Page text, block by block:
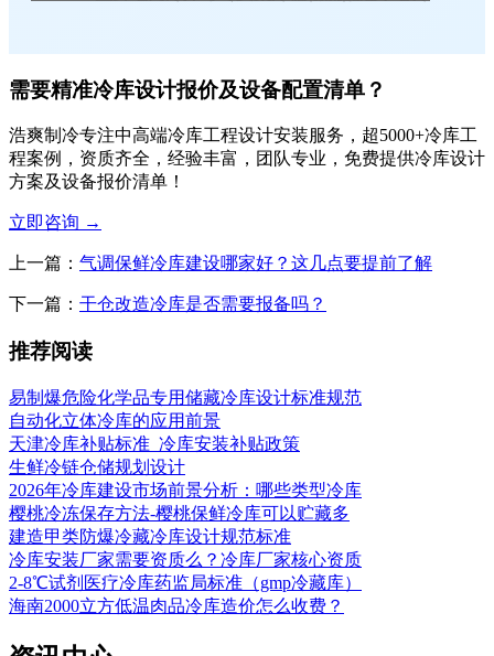
需要精准冷库设计报价及设备配置清单？
浩爽制冷专注中高端冷库工程设计安装服务，超5000+冷库工
程案例，资质齐全，经验丰富，团队专业，免费提供冷库设计
方案及设备报价清单！
立即咨询 →
上一篇： 气调保鲜冷库建设哪家好？这几点要提前了解
下一篇： 干仓改造冷库是否需要报备吗？
推荐阅读
易制爆危险化学品专用储藏冷库设计标准规范
自动化立体冷库的应用前景
天津冷库补贴标准_冷库安装补贴政策
生鲜冷链仓储规划设计
2026年冷库建设市场前景分析：哪些类型冷库
樱桃冷冻保存方法-樱桃保鲜冷库可以贮藏多
建造甲类防爆冷藏冷库设计规范标准
冷库安装厂家需要资质么？冷库厂家核心资质
2-8℃试剂医疗冷库药监局标准（gmp冷藏库）
海南2000立方低温肉品冷库造价怎么收费？